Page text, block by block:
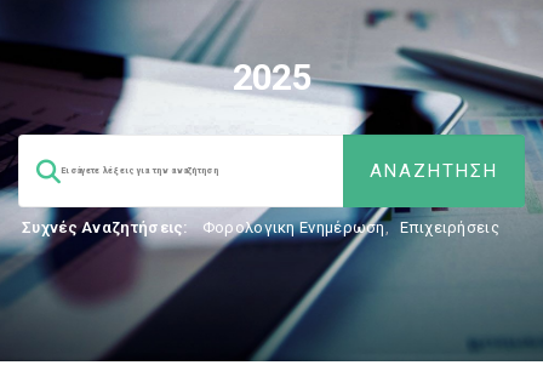
2025
Συχνές Αναζητήσεις: Φορολογικη Ενημέρωση, Επιχειρήσεις